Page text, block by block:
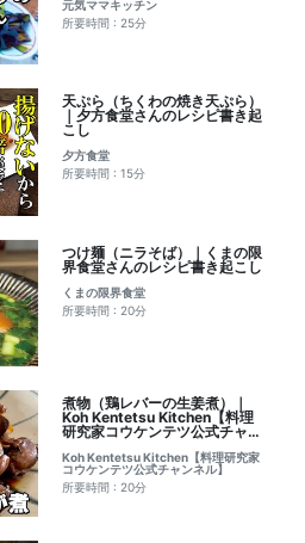
元気ママキッチン
所要時間 : 25分
天ぷら（ちくわの焼き天ぷら）
｜夕方食堂さんのレシピ書き起
こし
夕方食堂
所要時間 : 15分
つけ麺（ニラそば）｜くまの限
界食堂さんのレシピ書き起こし
くまの限界食堂
所要時間 : 20分
煮物（鶏レバーの生姜煮）｜
Koh Kentetsu Kitchen【料理
研究家コウケンテツ公式チャン
Koh Kentetsu Kitchen【料理研究家
コウケンテツ公式チャンネル】
所要時間 : 20分